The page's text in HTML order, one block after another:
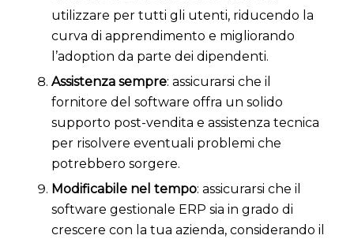
utilizzare per tutti gli utenti, riducendo la
curva di apprendimento e migliorando
l’adoption da parte dei dipendenti.
Assistenza sempre: assicurarsi che il
fornitore del software offra un solido
supporto post-vendita e assistenza tecnica
per risolvere eventuali problemi che
potrebbero sorgere.
Modificabile nel tempo: assicurarsi che il
software gestionale ERP sia in grado di
crescere con la tua azienda, considerando il